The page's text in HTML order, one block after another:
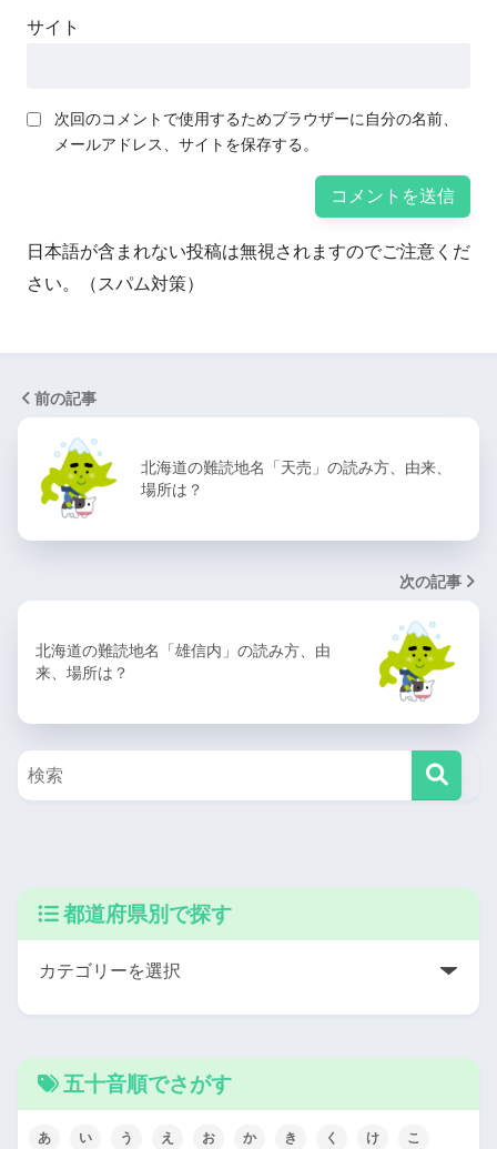
サイト
次回のコメントで使用するためブラウザーに自分の名前、
メールアドレス、サイトを保存する。
日本語が含まれない投稿は無視されますのでご注意くだ
さい。（スパム対策）
前の記事
北海道の難読地名「天売」の読み方、由来、
場所は？
次の記事
北海道の難読地名「雄信内」の読み方、由
来、場所は？
都道府県別で探す
五十音順でさがす
あ い う え お か き く け こ